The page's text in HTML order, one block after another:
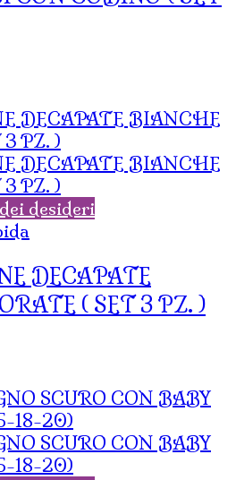
desideri
DECAPATE
( SET 3 PZ. )